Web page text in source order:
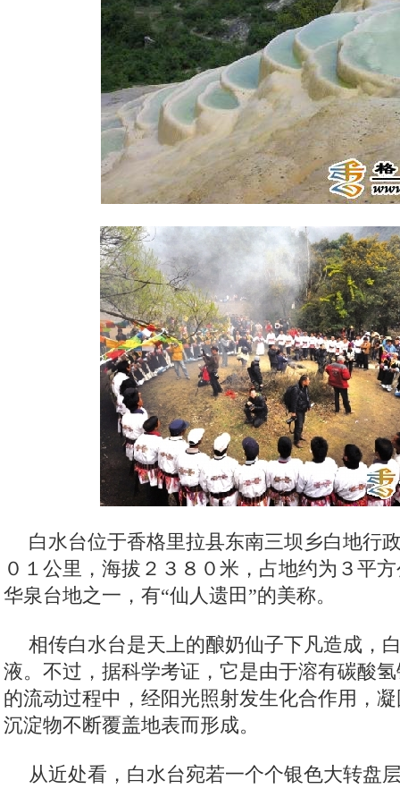
白水台位于香格里拉县东南三坝乡白地行
０１公里，海拔２３８０米，占地约为３平
华泉台地之一，有“仙人遗田”的美称。
相传白水台是天上的酿奶仙子下凡造成，
液。不过，据科学考证，它是由于溶有碳酸
的流动过程中，经阳光照射发生化合作用，
沉淀物不断覆盖地表而形成。
从近处看，白水台宛若一个个银色大转盘